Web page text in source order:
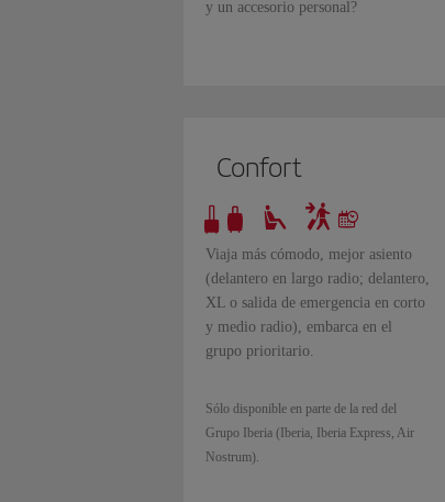
y un accesorio personal?
Confort
Viaja más cómodo, mejor asiento
(delantero en largo radio; delantero,
XL o salida de emergencia en corto
y medio radio), embarca en el
grupo prioritario.
Sólo disponible en parte de la red del
Grupo Iberia (Iberia, Iberia Express, Air
Nostrum).